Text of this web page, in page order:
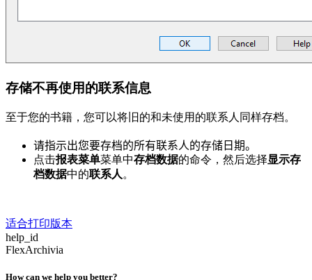
存储不再使用的联系信息
至于您的书籍，您可以将旧的和未使用的联系人同样存档。
请指示出您要存档的所有联系人的存储日期。
点击报表菜单菜单中存档数据的命令，然后选择显示存
档数据中的联系人 。
适合打印版本
help_id
FlexArchivia
How can we help you better?